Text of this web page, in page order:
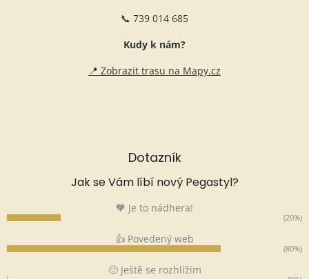
📞 739 014 685
Kudy k nám?
📍 Zobrazit trasu na Mapy.cz
Dotazník
Jak se Vám líbí nový Pegastyl?
🧡 Je to nádhera!
(20%)
👍 Povedený web
(80%)
🙂 Ještě se rozhlížím